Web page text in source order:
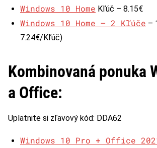
Windows 10 Home Kľúč – 8.15€
Windows 10 Home – 2 Kľúče –
7.24€/Kľúč)
Kombinovaná ponuka
a Office:
Uplatnite si zľavový kód: DDA62
Windows 10 Pro + Office